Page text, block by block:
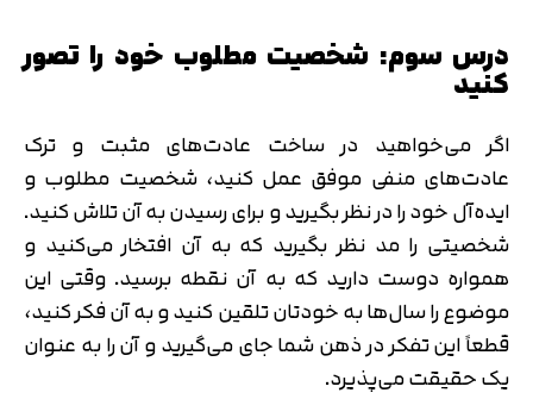
درس سوم: شخصیت مطلوب خود را تصور
کنید
اگر می‌خواهید در ساخت عادت‌های مثبت و ترک
عادت‌های منفی موفق عمل کنید، شخصیت مطلوب و
ایده‌آل خود را در نظر بگیرید و برای رسیدن به آن تلاش کنید.
شخصیتی را مد نظر بگیرید که به آن افتخار می‌کنید و
همواره دوست دارید که به آن نقطه برسید. وقتی این
موضوع را سال‌ها به خودتان تلقین کنید و به آن فکر کنید،
قطعاً این تفکر در ذهن شما جای می‌گیرید و آن را به عنوان
یک حقیقت می‌پذیرد.